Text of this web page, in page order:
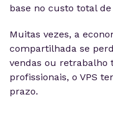
base no custo total
Muitas vezes, a
compartilhada se
vendas ou retrabalho
profissionais, o VPS
prazo.